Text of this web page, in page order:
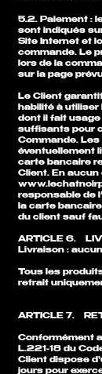
5.2. Paiement :
sont indiqués
Site Internet et
commande. Le
lors de la
sur la page
Le Client
habilité à utiliser
dont il fait usage
suffisants pour
Commande.
éventuellement
carte bancaire
Client. En aucun
responsable de
la carte
du client sauf
ARTICLE 6.
Livraison :
Tous les
retrait
ARTICLE 7.
Conformément
L.221-18 du
Client dispose
jours pour